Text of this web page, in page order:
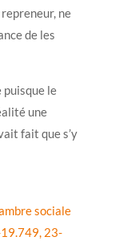
ne
de les
puisque le
une
fait que s’y
sociale
23-